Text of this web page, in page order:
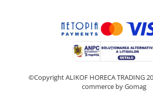
©Copyright ALIKOF HORECA TRADING
commerce by Gomag